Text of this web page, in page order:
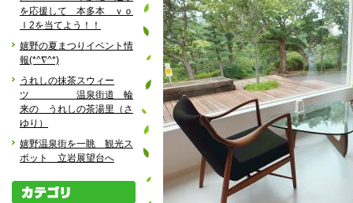
を応援して 本多本 ｖｏ
ｌ2を当てよう！！
嬉野の夏まつりイベント情
報(*^∇^*)
うれしの抹茶スウィー
ツ 温泉街道 輪
来の うれしの茶湯里（さ
ゆり）
嬉野温泉街を一眺 観光ス
ポット 立岩展望台へ